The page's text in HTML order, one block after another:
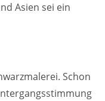
Asien sei ein
Schon